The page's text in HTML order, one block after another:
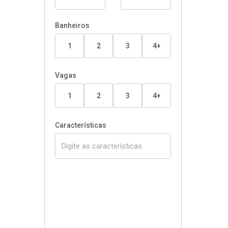
Banheiros
1 2 3 4+
Vagas
1 2 3 4+
Características